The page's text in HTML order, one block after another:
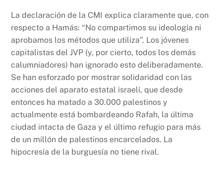
La declaración de la CMI explica claramente que, con
respecto a Hamás: “No compartimos su ideología ni
aprobamos los métodos que utiliza”. Los jóvenes
capitalistas del JVP (y, por cierto, todos los demás
calumniadores) han ignorado esto deliberadamente.
Se han esforzado por mostrar solidaridad con las
acciones del aparato estatal israelí, que desde
entonces ha matado a 30.000 palestinos y
actualmente está bombardeando Rafah, la última
ciudad intacta de Gaza y el último refugio para más
de un millón de palestinos encarcelados. La
hipocresía de la burguesía no tiene rival.